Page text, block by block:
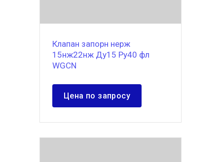
Клапан запорн нерж
15нж22нж Ду15 Ру40 фл
WGCN
Цена по запросу